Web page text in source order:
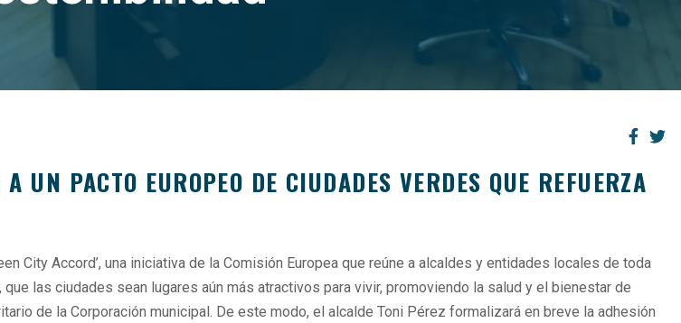
PACTO EUROPEO DE CIUDADES VERDES QUE REFUERZA
City Accord’, una iniciativa de la Comisión Europea que reúne a alcaldes y entidades locales de toda
las ciudades sean lugares aún más atractivos para vivir, promoviendo la salud y el bienestar de
de la Corporación municipal. De este modo, el alcalde Toni Pérez formalizará en breve la adhesión